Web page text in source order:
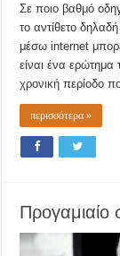
Σε ποιο βαθμό
το αντίθετο
μέσω internet
είναι ένα
χρονική περίοδο
περισσότερα »
Προγαμιαίο